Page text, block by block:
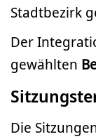
Stadtbezirk
Der
gewählten
Die